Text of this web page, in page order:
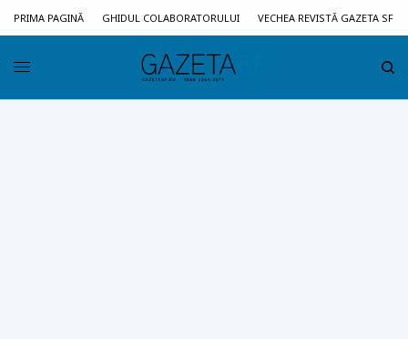
PRIMA PAGINĂ GHIDUL COLABORATORULUI VECHEA REVISTĂ GAZETA SF